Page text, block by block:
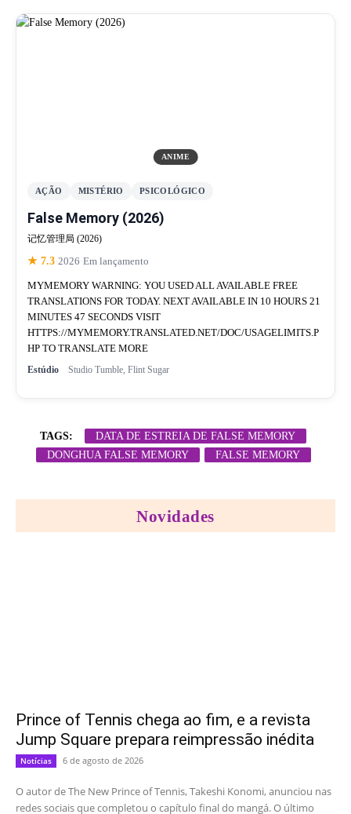
ANIME
AÇÃO MISTÉRIO PSICOLÓGICO
False Memory (2026)
记忆管理局 (2026)
★ 7.3·2026 ·Em lançamento
MYMEMORY WARNING: YOU USED ALL AVAILABLE FREE
TRANSLATIONS FOR TODAY. NEXT AVAILABLE IN 10 HOURS 21
MINUTES 47 SECONDS VISIT
HTTPS://MYMEMORY.TRANSLATED.NET/DOC/USAGELIMITS.P
HP TO TRANSLATE MORE
Estúdio Studio Tumble, Flint Sugar
TAGS:
DATA DE ESTREIA DE FALSE MEMORY
DONGHUA FALSE MEMORY
FALSE MEMORY
Novidades
Prince of Tennis chega ao fim, e a revista
Jump Square prepara reimpressão inédita
Notícias 6 de agosto de 2026
O autor de The New Prince of Tennis, Takeshi Konomi, anunciou nas
redes sociais que completou o capítulo final do mangá. O último